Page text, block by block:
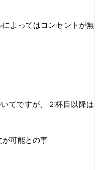
によってはコンセントが無
てですが、２杯目以降は
が可能との事